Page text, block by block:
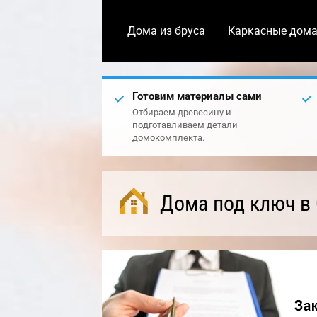
Дома из бруса Каркасные дома
Готовим материалы сами
Отбираем древесину и
подготавливаем детали
домокомплекта.
Дома под ключ в